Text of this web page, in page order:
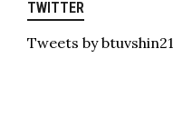
TWITTER
Tweets by btuvshin21